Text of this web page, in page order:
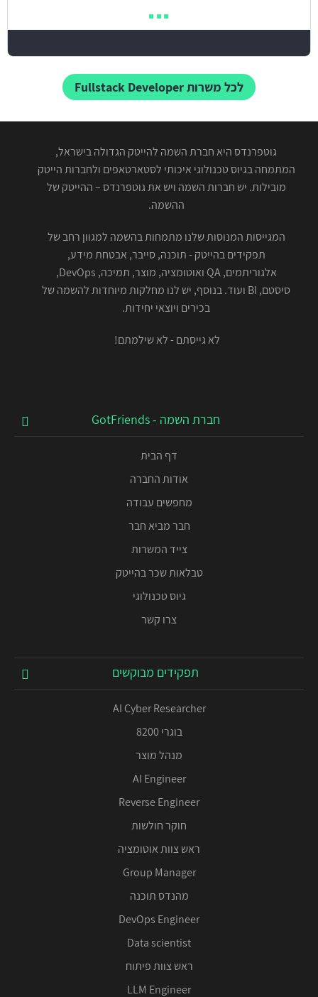
לכל משרות Fullstack Developer
גוטפרנדס היא חברת השמה להייטק הגדולה בישראל,
המתמחה בגיוס טכנולוגי איכותי לסטארטאפים ולחברות הייטק
מובילות. יש חברות השמה ויש את גוטפרנדס – ההייטק של
ההשמה.
המגייסות המנוסות שלנו מתמחות בהשמה למגוון רחב של
תפקידים בהייטק - תוכנה, סייבר, אבטחת מידע,
אלגוריתמים, QA ואוטומציה, מוצר, תמיכה, DevOps,
סיסטם, BI ועוד. בנוסף, יש לנו מחלקות מיוחדות להשמה של
בכירים ויוצאי יחידות.
לא גייסתם - לא שילמתם!
חברת השמה - GotFriends
דף הבית
אודות החברה
מחפשים עבודה
חבר מביא חבר
צייד המשרות
טבלאות שכר בהייטק
גיוס טכנולוגי
צרו קשר
תפקידים מבוקשים
AI Cyber Researcher
בוגרי 8200
מנהל מוצר
AI Engineer
Reverse Engineer
חוקר חולשות
ראש צוות אוטומציה
Group Manager
מהנדס תוכנה
DevOps Engineer
Data scientist
ראש צוות פיתוח
LLM Engineer